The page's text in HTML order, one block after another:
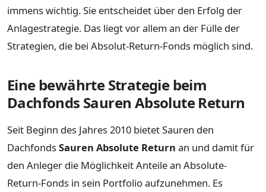
immens wichtig. Sie entscheidet über den Erfolg der
Anlagestrategie. Das liegt vor allem an der Fülle der
Strategien, die bei Absolut-Return-Fonds möglich sind.
Eine bewährte Strategie beim
Dachfonds Sauren Absolute Return
Seit Beginn des Jahres 2010 bietet Sauren den
DachfondsSauren Absolute Return an und damit für
den Anleger die Möglichkeit Anteile an Absolute-
Return-Fonds in sein Portfolio aufzunehmen. Es